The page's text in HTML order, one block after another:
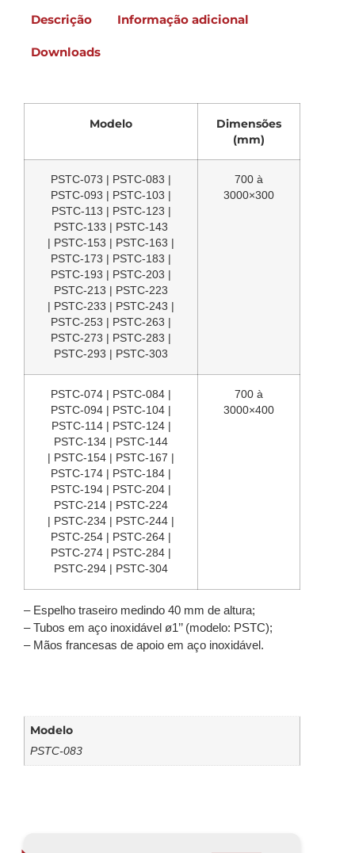
Descrição Informação adicional
Downloads
Modelo
Dimensões
(mm)
PSTC-073 | PSTC-083 |
PSTC-093 | PSTC-103 |
PSTC-113 | PSTC-123 |
PSTC-133 | PSTC-143
| PSTC-153 | PSTC-163 |
PSTC-173 | PSTC-183 |
PSTC-193 | PSTC-203 |
PSTC-213 | PSTC-223
| PSTC-233 | PSTC-243 |
PSTC-253 | PSTC-263 |
PSTC-273 | PSTC-283 |
PSTC-293 | PSTC-303
700 à
3000×300
PSTC-074 | PSTC-084 |
PSTC-094 | PSTC-104 |
PSTC-114 | PSTC-124 |
PSTC-134 | PSTC-144
| PSTC-154 | PSTC-167 |
PSTC-174 | PSTC-184 |
PSTC-194 | PSTC-204 |
PSTC-214 | PSTC-224
| PSTC-234 | PSTC-244 |
PSTC-254 | PSTC-264 |
PSTC-274 | PSTC-284 |
PSTC-294 | PSTC-304
700 à
3000×400
– Espelho traseiro medindo 40 mm de altura;
– Tubos em aço inoxidável ø1’’ (modelo: PSTC);
– Mãos francesas de apoio em aço inoxidável.
Modelo
PSTC-083